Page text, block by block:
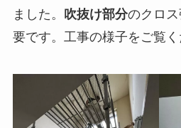
ました。
吹抜け部分のクロ
要です。工事の様子をご覧く